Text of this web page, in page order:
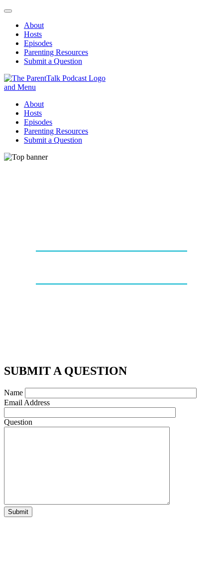
About
Hosts
Episodes
Parenting Resources
Submit a Question
ParentTalk
Managing the challenges of daily parenting.
About
Hosts
Episodes
Parenting Resources
Submit a Question
SUBMIT A QUESTION
Name
Email Address
Question